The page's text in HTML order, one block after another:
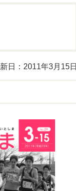
日：2011年3月15日